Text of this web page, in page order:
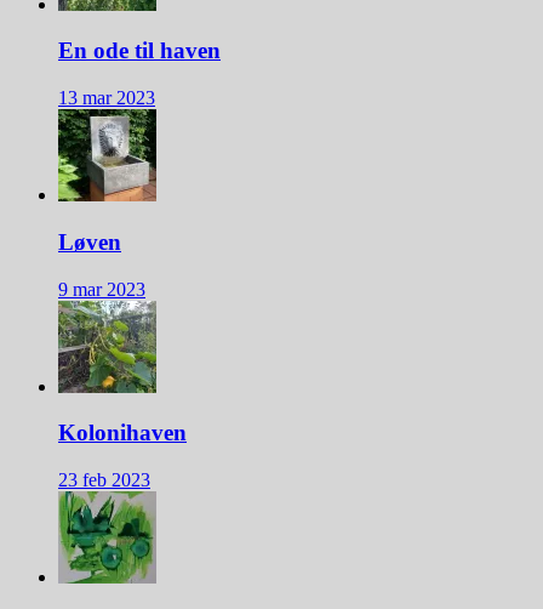
En ode til haven
13 mar 2023
Løven
9 mar 2023
Kolonihaven
23 feb 2023